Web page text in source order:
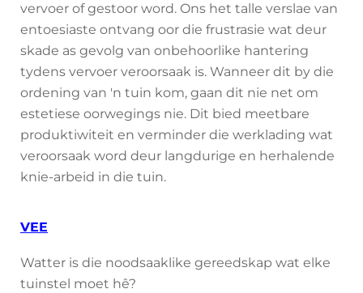
vervoer of gestoor word. Ons het talle verslae van
entoesiaste ontvang oor die frustrasie wat deur
skade as gevolg van onbehoorlike hantering
tydens vervoer veroorsaak is. Wanneer dit by die
ordening van 'n tuin kom, gaan dit nie net om
estetiese oorwegings nie. Dit bied meetbare
produktiwiteit en verminder die werklading wat
veroorsaak word deur langdurige en herhalende
knie-arbeid in die tuin.
VEE
Watter is die noodsaaklike gereedskap wat elke
tuinstel moet hê?